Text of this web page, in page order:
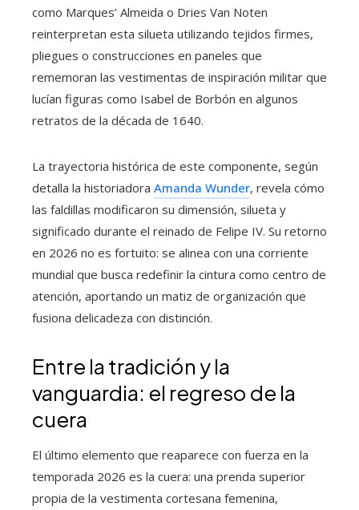
como Marques’ Almeida o Dries Van Noten
reinterpretan esta silueta utilizando tejidos firmes,
pliegues o construcciones en paneles que
rememoran las vestimentas de inspiración militar que
lucían figuras como Isabel de Borbón en algunos
retratos de la década de 1640.
La trayectoria histórica de este componente, según
detalla la historiadora Amanda Wunder, revela cómo
las faldillas modificaron su dimensión, silueta y
significado durante el reinado de Felipe IV. Su retorno
en 2026 no es fortuito: se alinea con una corriente
mundial que busca redefinir la cintura como centro de
atención, aportando un matiz de organización que
fusiona delicadeza con distinción.
Entre la tradición y la
vanguardia: el regreso de la
cuera
El último elemento que reaparece con fuerza en la
temporada 2026 es la cuera: una prenda superior
propia de la vestimenta cortesana femenina,